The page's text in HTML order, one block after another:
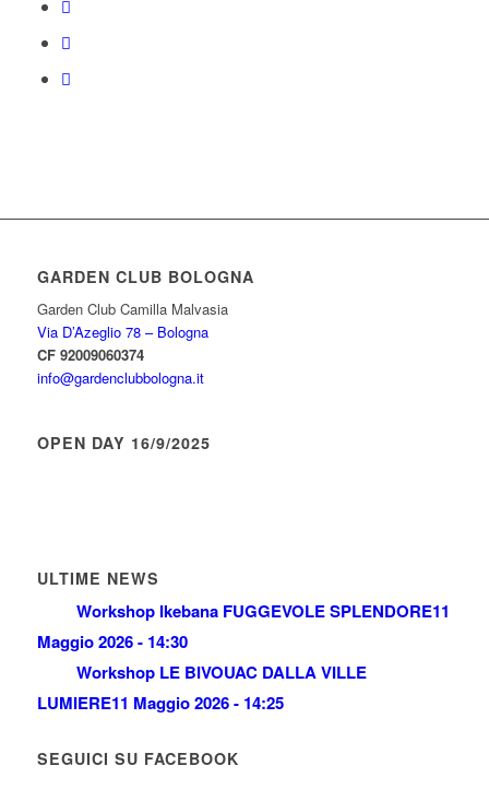
GARDEN CLUB BOLOGNA
Garden Club Camilla Malvasia
Via D’Azeglio 78 – Bologna
CF 92009060374
info@gardenclubbologna.it
OPEN DAY 16/9/2025
ULTIME NEWS
Workshop Ikebana FUGGEVOLE SPLENDORE11
Maggio 2026 - 14:30
Workshop LE BIVOUAC DALLA VILLE
LUMIERE11 Maggio 2026 - 14:25
SEGUICI SU FACEBOOK